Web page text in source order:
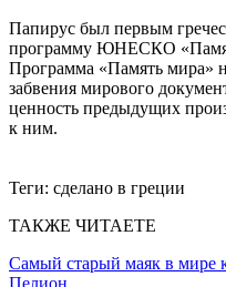
Папирус был первым
программу ЮНЕСКО
Программа «Память мира»
забвения мирового
ценность предыдущих
к ним.
Теги: сделано в греции
ТАКЖЕ ЧИТАЕТЕ
Самый старый маяк в мире